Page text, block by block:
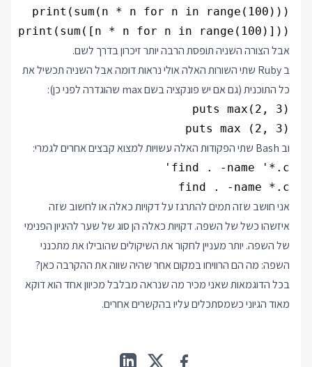
print(sum([n * n for n in range(100)]))
אבל הצורה השניה תופסת הרבה יותר זיכרון בדרך לשם.
ב Ruby שתי השורות האלה אולי נראות דומה אבל השניה תכשיל את
כל התוכנית (גם אם יש פונקציה בשם max שהוגדרה לפני כן):
puts max (2, 3)
וב Bash שתי הפקודות האלה עשויות למצוא קבצים אחרים לגמרי:
find . -name *.c
אני חושב שזה תמיםלהתרגזעל דקויות כאלה או לחשוב שזה
איזשהו כשל של השפה. דקויות כאלה הן סוג של שער להיגיון הפנימי
של השפה. יותר מעניין לחקור את השיקולים שהובילו את מתכנני
השפה: מה הם הרוויחו במקום אחר שהיה שווה את ההקרבה כאן?
בכל הדוגמאות שאני מכיר מה שנראה מבלבל מכיוון אחד הוא דוקא
מאוד הגיוני כשמסתכלים עליו בהקשרים אחרים.